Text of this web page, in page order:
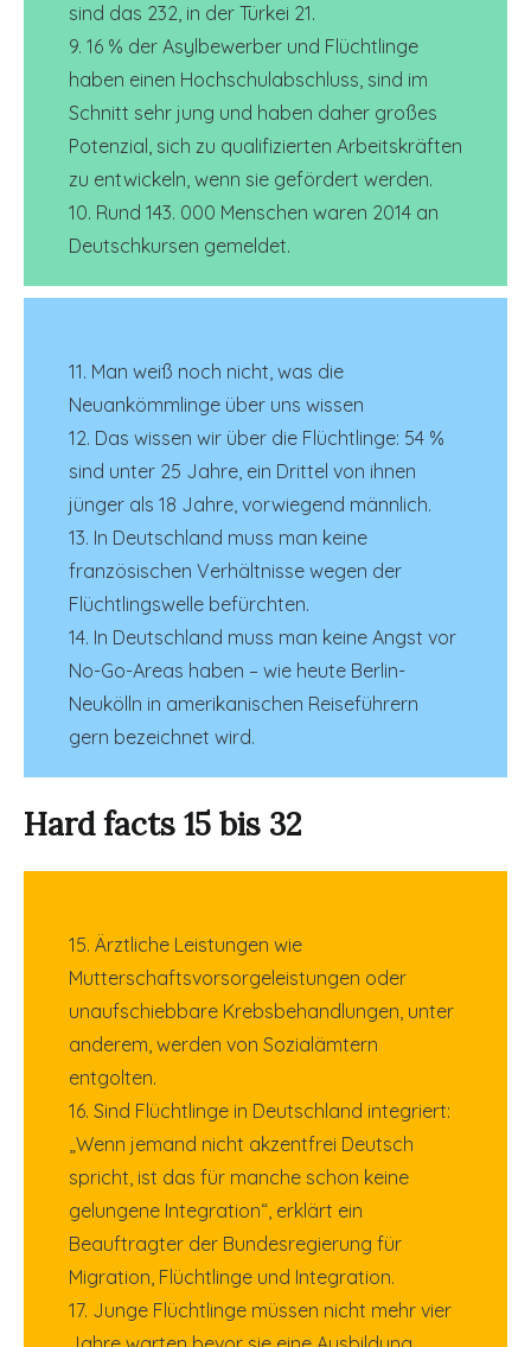
sind das 232, in der Türkei 21.
9. 16 % der Asylbewerber und Flüchtlinge
haben einen Hochschulabschluss, sind im
Schnitt sehr jung und haben daher großes
Potenzial, sich zu qualifizierten Arbeitskräften
zu entwickeln, wenn sie gefördert werden.
10. Rund 143. 000 Menschen waren 2014 an
Deutschkursen gemeldet.
11. Man weiß noch nicht, was die
Neuankömmlinge über uns wissen
12. Das wissen wir über die Flüchtlinge: 54 %
sind unter 25 Jahre, ein Drittel von ihnen
jünger als 18 Jahre, vorwiegend männlich.
13. In Deutschland muss man keine
französischen Verhältnisse wegen der
Flüchtlingswelle befürchten.
14. In Deutschland muss man keine Angst vor
No-Go-Areas haben – wie heute Berlin-
Neukölln in amerikanischen Reiseführern
gern bezeichnet wird.
Hard facts 15 bis 32
15. Ärztliche Leistungen wie
Mutterschaftsvorsorgeleistungen oder
unaufschiebbare Krebsbehandlungen, unter
anderem, werden von Sozialämtern
entgolten.
16. Sind Flüchtlinge in Deutschland integriert:
„Wenn jemand nicht akzentfrei Deutsch
spricht, ist das für manche schon keine
gelungene Integration“, erklärt ein
Beauftragter der Bundesregierung für
Migration, Flüchtlinge und Integration.
17. Junge Flüchtlinge müssen nicht mehr vier